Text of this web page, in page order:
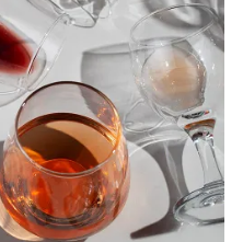
am
了，出貨速度相當
就出貨了，商品包裝
當的不錯，值得推薦